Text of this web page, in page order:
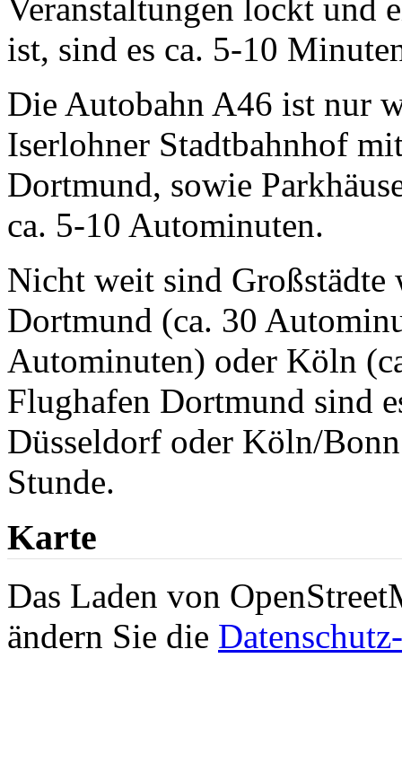
Veranstaltungen lockt und
ist, sind es ca. 5-10
Die Autobahn A46 ist nur
Iserlohner Stadtbahnhof
Dortmund, sowie
ca. 5-10 Autominuten.
Nicht weit sind Großstädte
Dortmund (ca. 30
Autominuten) oder Köln
Flughafen Dortmund sind
Düsseldorf oder Köln/
Stunde.
Karte
Das Laden von
ändern Sie die